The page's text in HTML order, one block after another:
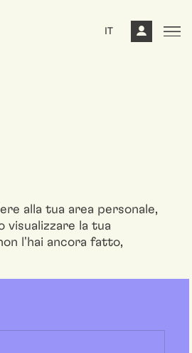
IT
alla tua area personale,
visualizzare la tua
l'hai ancora fatto,